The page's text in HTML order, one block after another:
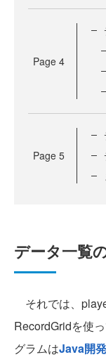
Page 4
Page 5
データ一覧
それでは、
RecordGridを使
グラムはJava開